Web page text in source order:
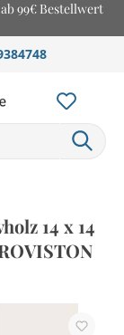
99€ Bestellwert
14 x 14